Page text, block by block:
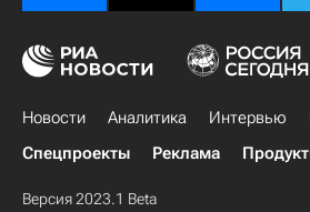
Новости Аналитика Интервью
Спецпроекты
Реклама
Версия 2023.1 Beta